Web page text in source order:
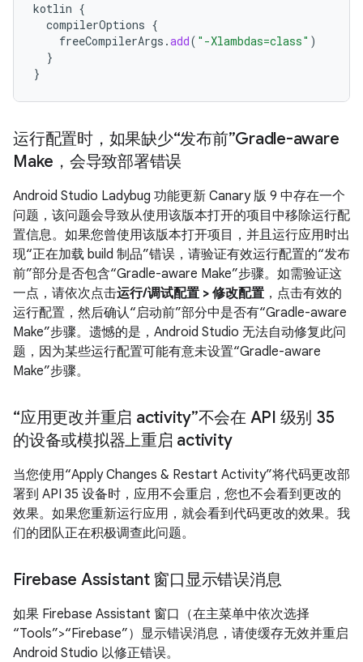
kotlin {
compilerOptions {
freeCompilerArgs .add( "-Xlambdas=class" )
}
}
运行配置时，如果缺少“发布前”Gradle-aware
Make，会导致部署错误
Android Studio Ladybug 功能更新 Canary 版 9 中存在一个
问题，该问题会导致从使用该版本打开的项目中移除运行配
置信息。如果您曾使用该版本打开项目，并且运行应用时出
现“正在加载 build 制品”错误，请验证有效运行配置的“发布
前”部分是否包含“Gradle-aware Make”步骤。如需验证这
一点，请依次点击运行/调试配置 > 修改配置 ，点击有效的
运行配置，然后确认“启动前”部分中是否有“Gradle-aware
Make”步骤。遗憾的是，Android Studio 无法自动修复此问
题，因为某些运行配置可能有意未设置“Gradle-aware
Make”步骤。
“应用更改并重启 activity”不会在 API 级别 35
的设备或模拟器上重启 activity
当您使用“Apply Changes & Restart Activity”将代码更改部
署到 API 35 设备时，应用不会重启，您也不会看到更改的
效果。如果您重新运行应用，就会看到代码更改的效果。我
们的团队正在积极调查此问题。
Firebase Assistant 窗口显示错误消息
如果 Firebase Assistant 窗口（在主菜单中依次选择
“Tools”>“Firebase”）显示错误消息，请使缓存无效并重启
Android Studio 以修正错误。